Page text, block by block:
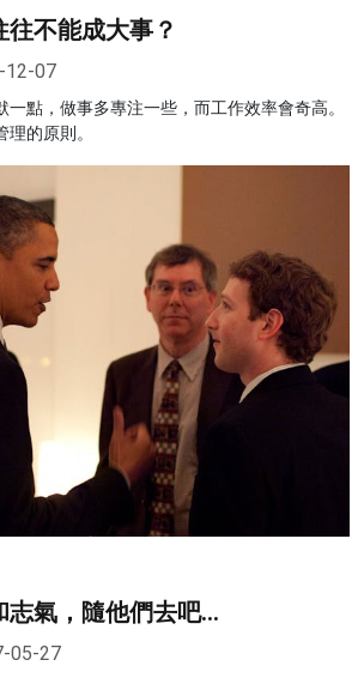
不能成大事？
12-07
一點，做事多專注一些，而工作效率會奇高。
的原則。
志氣，隨他們去吧…
05-27